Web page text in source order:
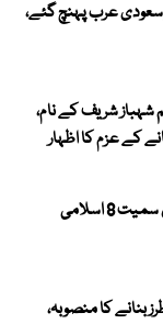
سعودی عرب پہنچ گئے،
شریف کے نام،
کے عزم کا اظہار
غزہ میں اسرائیلی کارروائیوں پر پاکستان سمیت 8 اسلامی
بنانے کا منصوبہ،